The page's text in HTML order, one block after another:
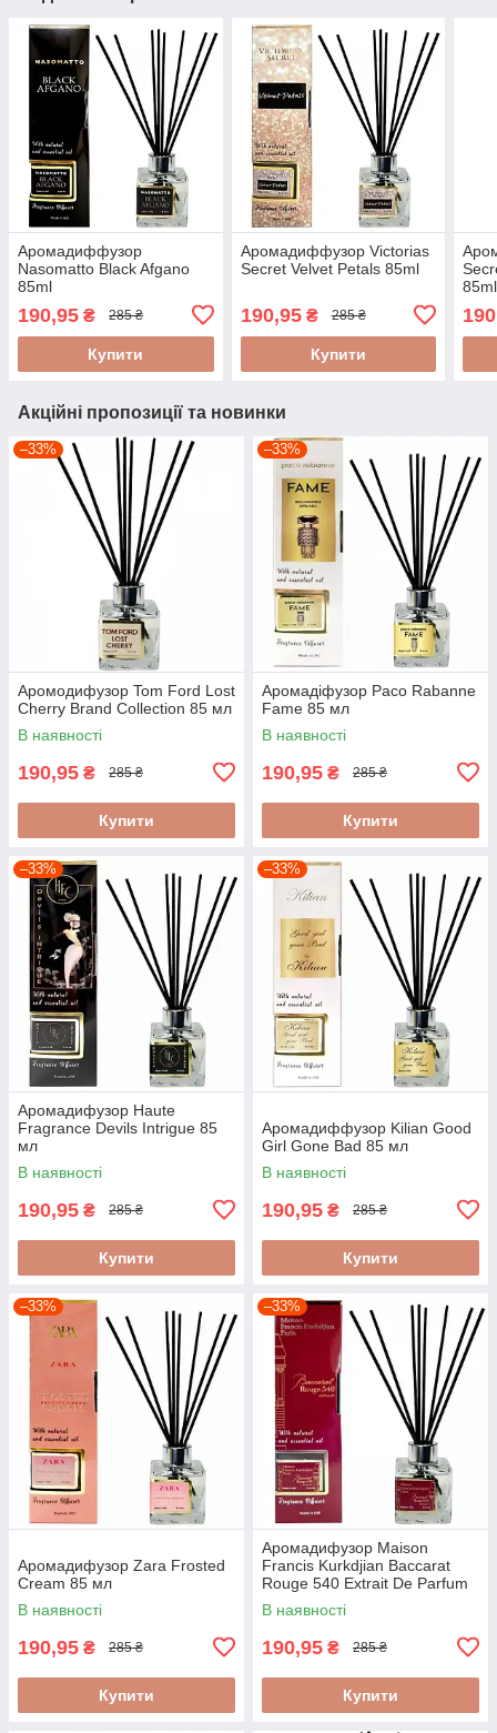
Аромадиффузор
Nasomatto Black Afgano
85ml
190,95 ₴ 285 ₴
Купити
Аромадиффузор Victorias
Secret Velvet Petals 85ml
190,95₴ 285 ₴
Купити
85ml
Акційні пропозиції та новинки
–33%
Аромодифузор Tom Ford Lost
Cherry Brand Collection 85 мл
В наявності
190,95 ₴ 285 ₴
Купити
–33%
Аромадіфузор Paco Rabanne
Fame 85 мл
В наявності
190,95 ₴ 285 ₴
Купити
–33%
Аромадифузор Haute
Fragrance Devils Intrigue 85
мл
В наявності
190,95 ₴ 285 ₴
Купити
–33%
Аромадиффузор Kilian Good
Girl Gone Bad 85 мл
В наявності
190,95 ₴ 285 ₴
Купити
–33%
Аромадифузор Zara Frosted
Cream 85 мл
В наявності
190,95 ₴ 285 ₴
Купити
–33%
Аромадифузор Maison
Francis Kurkdjian Baccarat
Rouge 540 Extrait De Parfum
85 мл
В наявності
190,95 ₴ 285 ₴
Купити